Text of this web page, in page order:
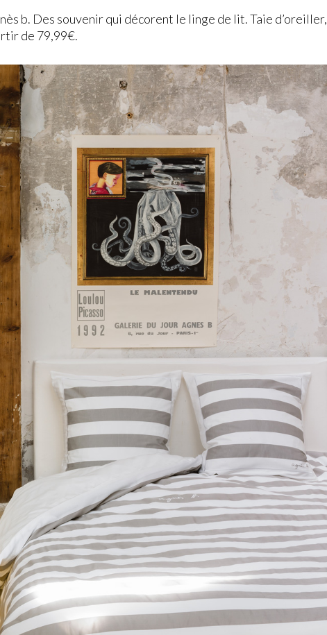
b. Des souvenir qui décorent le linge de lit. Taie d’oreiller,
de 79,99€.